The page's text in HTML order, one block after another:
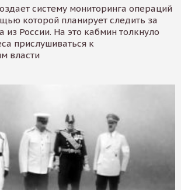
систему мониторинга операций
которой планирует следить за
из России. На это кабмин толкнуло
прислушиваться к
власти